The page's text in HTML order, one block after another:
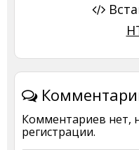
Комментариев нет,
регистрации.